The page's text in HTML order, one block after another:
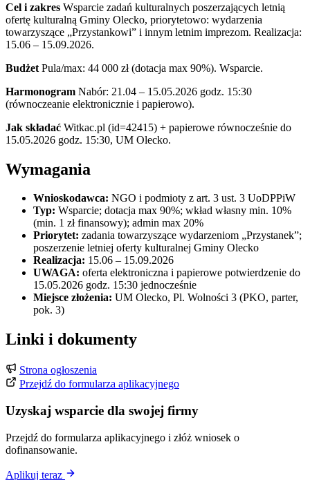
Cel i zakres Wsparcie zadań kulturalnych poszerzających letnią
ofertę kulturalną Gminy Olecko, priorytetowo: wydarzenia
towarzyszące „Przystankowi” i innym letnim imprezom. Realizacja:
15.06 – 15.09.2026.
Budżet Pula/max: 44 000 zł (dotacja max 90%). Wsparcie.
Harmonogram Nabór: 21.04 – 15.05.2026 godz. 15:30
(równoczeanie elektronicznie i papierowo).
Jak składać Witkac.pl (id=42415) + papierowe równocześnie do
15.05.2026 godz. 15:30, UM Olecko.
Wymagania
Wnioskodawca: NGO i podmioty z art. 3 ust. 3 UoDPPiW
Typ: Wsparcie; dotacja max 90%; wkład własny min. 10%
(min. 1 zł finansowy); admin max 20%
Priorytet: zadania towarzyszące wydarzeniom „Przystanek”;
poszerzenie letniej oferty kulturalnej Gminy Olecko
Realizacja: 15.06 – 15.09.2026
UWAGA: oferta elektroniczna i papierowe potwierdzenie do
15.05.2026 godz. 15:30 jednocześnie
Miejsce złożenia: UM Olecko, Pl. Wolności 3 (PKO, parter,
pok. 3)
Linki i dokumenty
Strona ogłoszenia
Przejdź do formularza aplikacyjnego
Uzyskaj wsparcie dla swojej firmy
Przejdź do formularza aplikacyjnego i złóż wniosek o
dofinansowanie.
Aplikuj teraz